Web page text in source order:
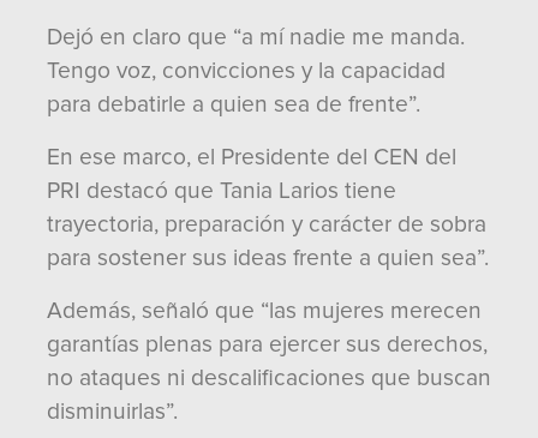
Dejó en claro que “a mí nadie me manda.
Tengo voz, convicciones y la capacidad
para debatirle a quien sea de frente”.
En ese marco, el Presidente del CEN del
PRI destacó que Tania Larios tiene
trayectoria, preparación y carácter de sobra
para sostener sus ideas frente a quien sea”.
Además, señaló que “las mujeres merecen
garantías plenas para ejercer sus derechos,
no ataques ni descalificaciones que buscan
disminuirlas”.